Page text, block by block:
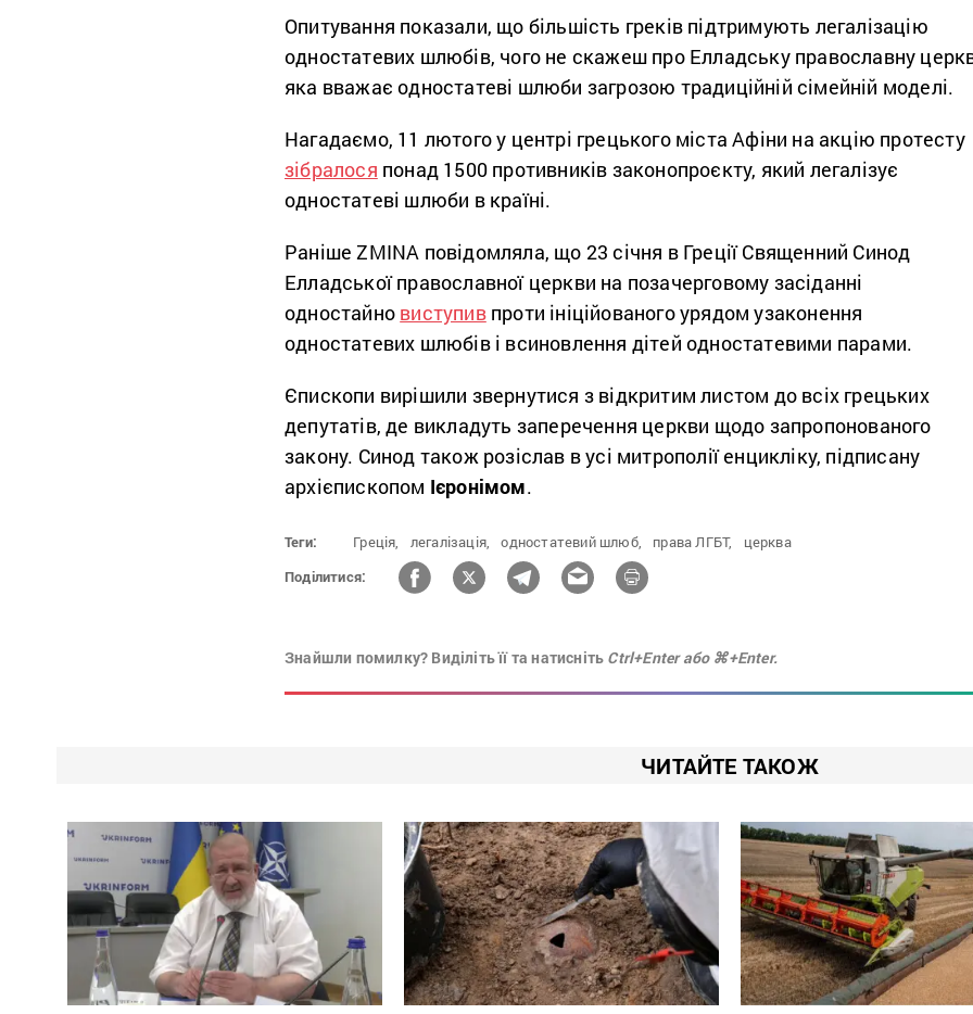
Опитування показали, що більшість греків підтримують легалізацію
одностатевих шлюбів, чого не скажеш про Елладську православну
яка вважає одностатеві шлюби загрозою традиційній сімейній моделі.
Нагадаємо, 11 лютого у центрі грецького міста Афіни на акцію протесту
зібралося понад 1500 противників законопроєкту, який легалізує
одностатеві шлюби в країні.
Раніше ZMINA повідомляла, що 23 січня в Греції Священний Синод
Елладської православної церкви на позачерговому засіданні
одностайно виступивпроти ініційованого урядом узаконення
одностатевих шлюбів і всиновлення дітей одностатевими парами.
Єпископи вирішили звернутися з відкритим листом до всіх грецьких
депутатів, де викладуть заперечення церкви щодо запропонованого
закону. Синод також розіслав в усі митрополії енцикліку, підписану
архієпископом Ієронімом.
Теги: Греція, легалізація, одностатевий шлюб, права ЛГБТ,
церква
Поділитися:
Знайшли помилку? Виділіть її та натисніть Ctrl+Enter або ⌘+Enter.
ЧИТАЙТЕ ТАКОЖ